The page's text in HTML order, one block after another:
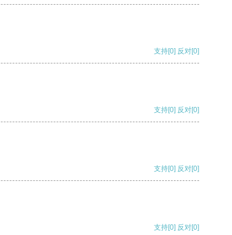
支持[0] 反对[0]
支持[0] 反对[0]
支持[0] 反对[0]
支持[0] 反对[0]